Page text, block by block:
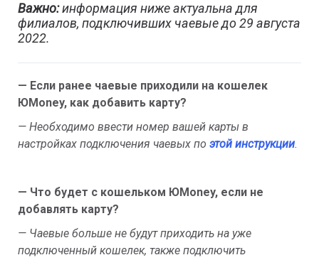
Важно:информация ниже актуальна для
филиалов, подключивших чаевые до 29 августа
2022.
— Если ранее чаевые приходили на кошелек
ЮMoney, как добавить карту?
— Необходимо ввести номер вашей карты в
настройках подключения чаевых по этой инструкции.
— Что будет с кошельком ЮMoney, если не
добавлять карту?
— Чаевые больше не будут приходить на уже
подключенный кошелек, также подключить